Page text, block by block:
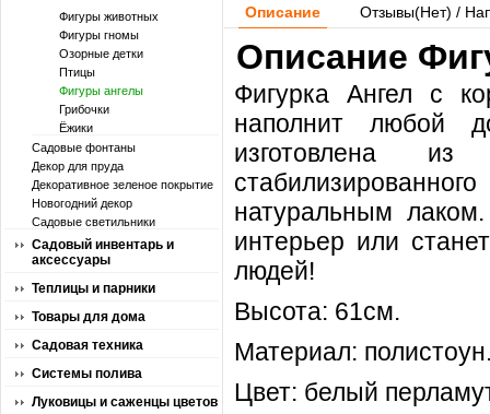
Фигуры животных
Фигуры гномы
Озорные детки
Птицы
Фигуры ангелы
Грибочки
Ёжики
Садовые фонтаны
Декор для пруда
Декоративное зеленое покрытие
Новогодний декор
Садовые светильники
Садовый инвентарь и
аксессуары
Теплицы и парники
Товары для дома
Садовая техника
Системы полива
Луковицы и саженцы цветов
Описание Отзывы(Нет) /
Описание
Фигурка Ангел с
наполнит любой
изготовлена из
натуральным
интерьер или
людей!
Высота: 61см.
Материал:
Цвет: белый